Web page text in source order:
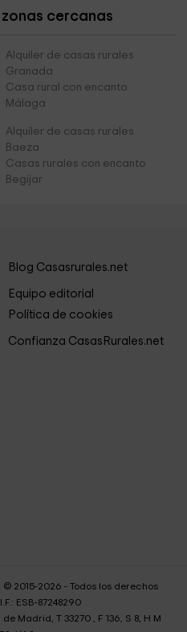
cercanas
Alquiler de casas rurales
Granada
Casa rural con encanto
Málaga
Alquiler de casas rurales
Baeza
Casas rurales con encanto
Begijar
Blog Casasrurales.net
Equipo editorial
Política de cookies
Confianza CasasRurales.net
© 2015-2026 - Todos los derechos
ESB-87248290
Madrid, T 33270 , F 136, S 8, H M